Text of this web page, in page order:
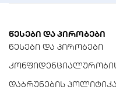
დრაივერის ზომა
წინაღობა
4 Ohm
ზომები (სიგანე x
წესები და პირობები
წესები და პირობები
დაბრუნების პოლიტიკა